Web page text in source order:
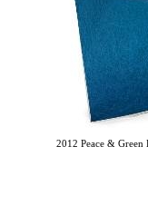
2012 Peace & Green